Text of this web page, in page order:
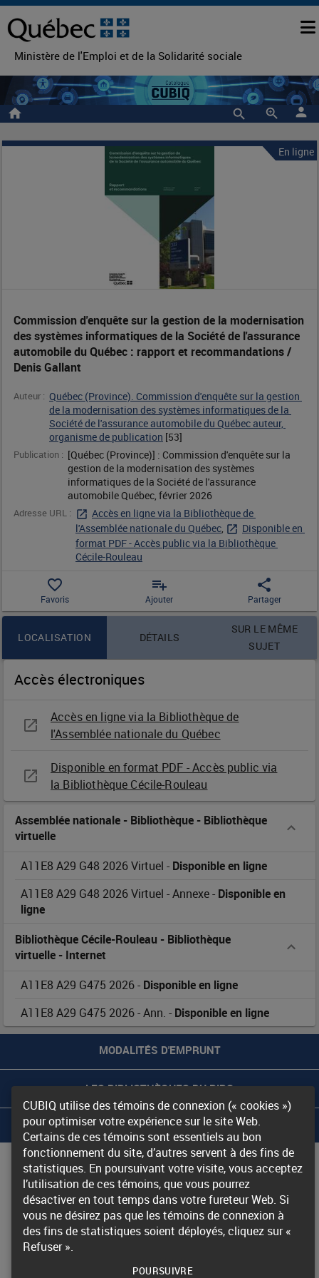
Ministère de l'Emploi et de la Solidarité sociale
home zoom_in person
Commission
de
la
modernisation
des
systèmes
informatiques
Société
l'assurance
automobile
du
Québec
rapport
et
recommandations
Denis
Gallant
En ligne
Commission d'enquête sur la gestion de la modernisation
des systèmes informatiques de la Société de l'assurance
automobile du Québec : rapport et recommandations /
Denis Gallant
Auteur : Québec (Province). Commission d'enquête sur la gestion
de la modernisation des systèmes informatiques de la
Société de l'assurance automobile du Québec auteur,
organisme de publication [53]
Publication : [Québec (Province)] : Commission d'enquête sur la
gestion de la modernisation des systèmes
informatiques de la Société de l'assurance
automobile Québec, février 2026
Adresse URL :
Accès en ligne via la Bibliothèque de
l'Assemblée nationale du Québec,
Disponible en
format PDF - Accès public via la Bibliothèque
Cécile-Rouleau
favorite_border
Favoris
playlist_add
Ajouter
share
Partager
Contenu de la notice
LOCALISATION DÉTAILS
SUR LE MÊME
SUJET
Accès électroniques
open_in_new
Accès en ligne via la Bibliothèque de
l'Assemblée nationale du Québec
open_in_new
Disponible en format PDF - Accès public via
la Bibliothèque Cécile-Rouleau
Assemblée nationale - Bibliothèque - Bibliothèque
virtuelle
A11E8 A29 G48 2026 Virtuel - Disponible en ligne
A11E8 A29 G48 2026 Virtuel -Annexe- Disponible en
ligne
Bibliothèque Cécile-Rouleau - Bibliothèque
virtuelle - Internet
A11E8 A29 G475 2026- Disponible en ligne
A11E8 A29 G475 2026-Ann. - Disponible en ligne
MODALITÉS D'EMPRUNT
LES BIBLIOTHÈQUES DU RIBG
À PROPOS DU RIBG
Nous joindre
Accessibilité
© Gouvernement du Québec, 20 25
CUBIQ utilise des témoins de connexion (« cookies »)
pour optimiser votre expérience sur le site Web.
Certains de ces témoins sont essentiels au bon
fonctionnement du site, d’autres servent à des fins de
statistiques. En poursuivant votre visite, vous acceptez
l’utilisation de ces témoins, que vous pourrez
désactiver en tout temps dans votre fureteur Web. Si
vous ne désirez pas que les témoins de connexion à
des fins de statistiques soient déployés, cliquez sur «
Refuser ».
POURSUIVRE